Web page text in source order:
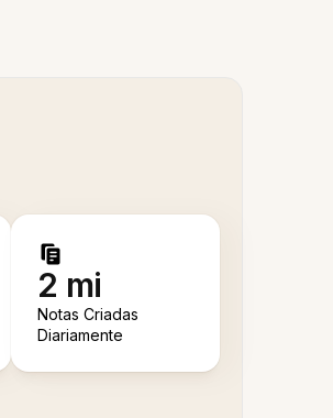
2 mi
Notas Criadas
Diariamente